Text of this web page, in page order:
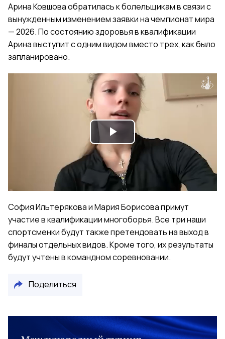
Арина Ковшова обратилась к болельщикам в связи с
вынужденным изменением заявки на чемпионат мира
— 2026. По состоянию здоровья в квалификации
Арина выступит с одним видом вместо трех, как было
запланировано.
Play
Video
София Ильтерякова и Мария Борисова примут
участие в квалификации многоборья. Все три наши
спортсменки будут также претендовать на выход в
финалы отдельных видов. Кроме того, их результаты
будут учтены в командном соревновании.
Поделиться